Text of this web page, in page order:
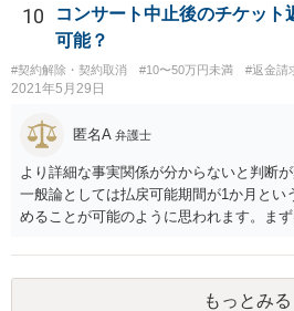
10
コンサート中止後のチケット
可能？
#契約解除・契約取消 #10〜50万円未満 #返金請
2021年5月29日
匿名A 弁護士
より詳細な事実関係が分からないと判断
一般論としては払戻可能期間が1か月とい
めることが可能のように思われます。ま
護士を立てると明らかに費用倒れですの
運営会社等に代金返還請求訴訟等を提起
もっとみる